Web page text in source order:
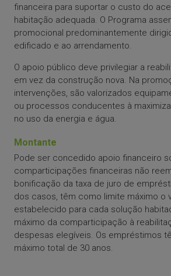
financeira para suportar o custo do
habitação adequada. O Programa
promocional predominantemente
edificado e ao arrendamento.
O apoio público deve privilegiar a
em vez da construção nova. Na
intervenções, são valorizados
ou processos conducentes à
no uso da energia e água.
Montante
Pode ser concedido apoio financeiro
comparticipações financeiras não
bonificação da taxa de juro de
dos casos, têm como limite máximo o
estabelecido para cada solução
máximo da comparticipação à
despesas elegíveis. Os empréstimos
máximo total de 30 anos.